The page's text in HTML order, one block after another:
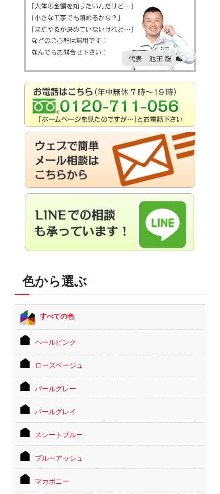
色から選ぶ
すべての色
ペールピンク
ローズベージュ
パールグレー
パールグレイ
スレートブルー
ブルーアッシュ
マカボニー